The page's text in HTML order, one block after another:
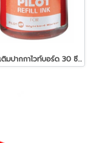
หมึกเติมปากกาไวท์บอร์ด 30 ซีซี. สีแดง ไพล็อต